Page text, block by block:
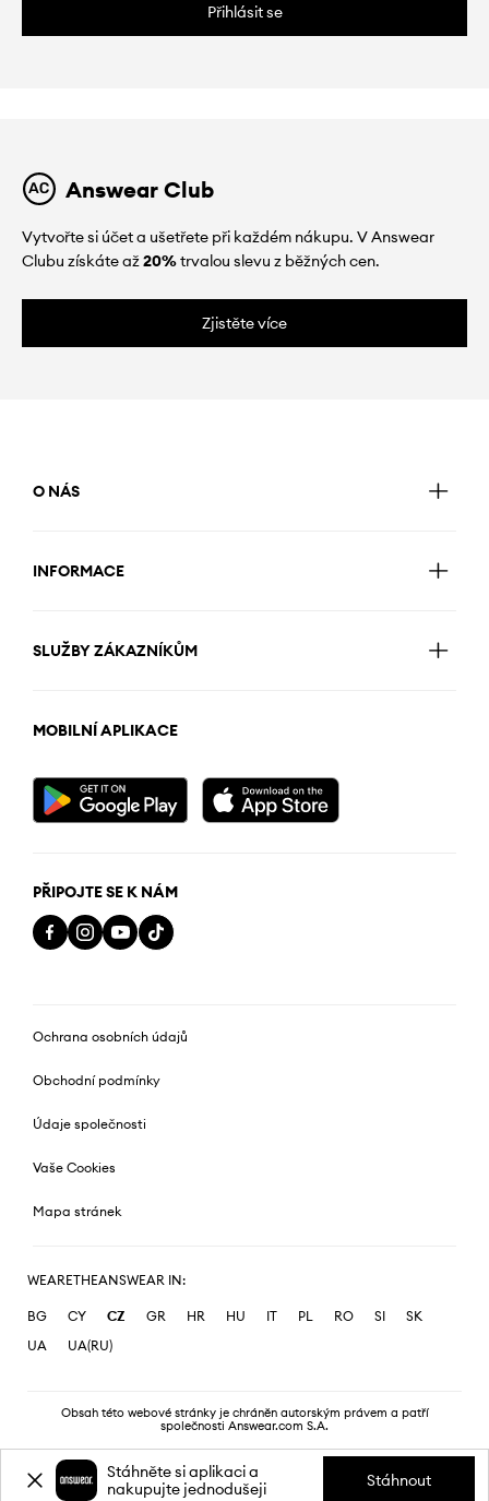
Přihlásit se
Answear Club
Vytvořte si účet a ušetřete při každém nákupu. V Answear
Clubu získáte až20%trvalou slevu z běžných cen.
Zjistěte více
O NÁS
INFORMACE
SLUŽBY ZÁKAZNÍKŮM
MOBILNÍ APLIKACE
PŘIPOJTE SE K NÁM
Ochrana osobních údajů
Obchodní podmínky
Údaje společnosti
Vaše Cookies
Mapa stránek
WEARETHEANSWEAR IN:
BG CY CZ GR HR HU IT PL RO SI
SK
UA
UA(RU)
Obsah této webové stránky je chráněn autorským právem a patří
společnosti Answear.com S.A.
Stáhněte si aplikaci a
nakupujte jednodušeji
Stáhnout